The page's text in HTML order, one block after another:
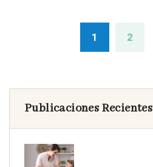
1 2
Publicaciones Recientes